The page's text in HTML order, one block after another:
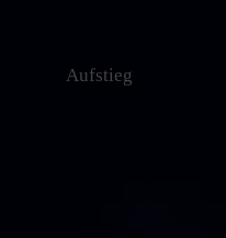
Aufstieg